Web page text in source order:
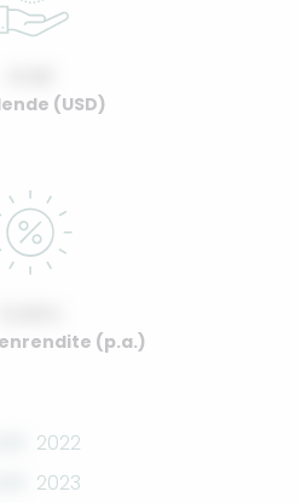
(USD)
(p.a.)
2022
2023